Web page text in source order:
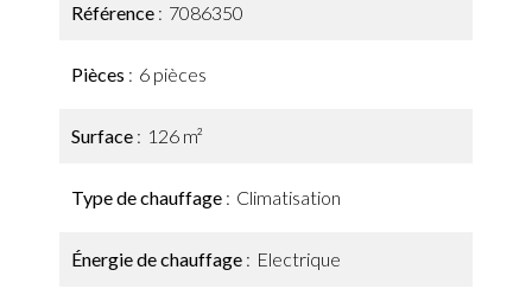
Référence 7086350
Pièces 6 pièces
Surface 126 m²
Type de chauffage Climatisation
Énergie de chauffage Electrique